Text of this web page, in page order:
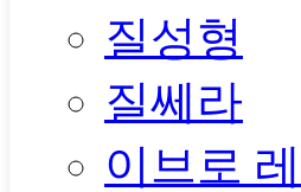
질성형
질쎄라
이브로